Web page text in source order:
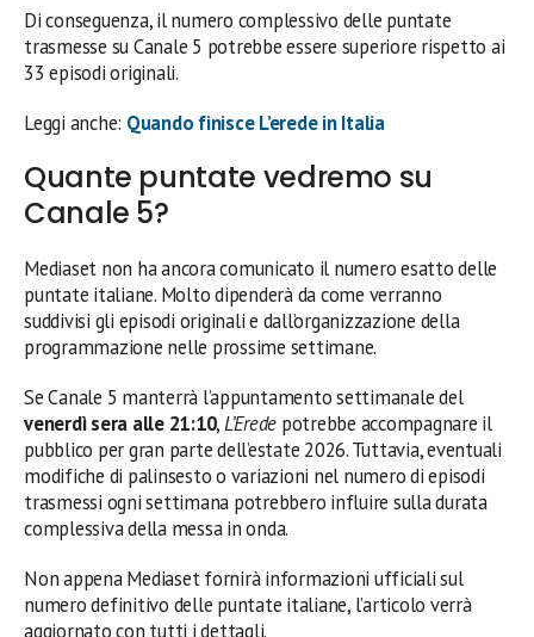
Di conseguenza, il numero complessivo delle puntate
trasmesse su Canale 5 potrebbe essere superiore rispetto ai
33 episodi originali.
Leggi anche: Quando finisce L’erede in Italia
Quante puntate vedremo su
Canale 5?
Mediaset non ha ancora comunicato il numero esatto delle
puntate italiane. Molto dipenderà da come verranno
suddivisi gli episodi originali e dall’organizzazione della
programmazione nelle prossime settimane.
Se Canale 5 manterrà l’appuntamento settimanale del
venerdì sera alle 21:10,L’Erede potrebbe accompagnare il
pubblico per gran parte dell’estate 2026. Tuttavia, eventuali
modifiche di palinsesto o variazioni nel numero di episodi
trasmessi ogni settimana potrebbero influire sulla durata
complessiva della messa in onda.
Non appena Mediaset fornirà informazioni ufficiali sul
numero definitivo delle puntate italiane, l’articolo verrà
aggiornato con tutti i dettagli.